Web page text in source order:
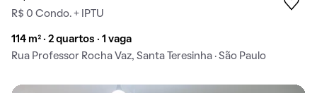
R$ 0 Condo. + IPTU
114 m² · 2 quartos · 1 vaga
Rua Professor Rocha Vaz, Santa Teresinha · São Paulo